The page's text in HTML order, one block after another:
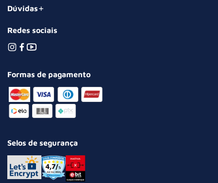
Dúvidas
Redes sociais
Formas de pagamento
Selos de segurança